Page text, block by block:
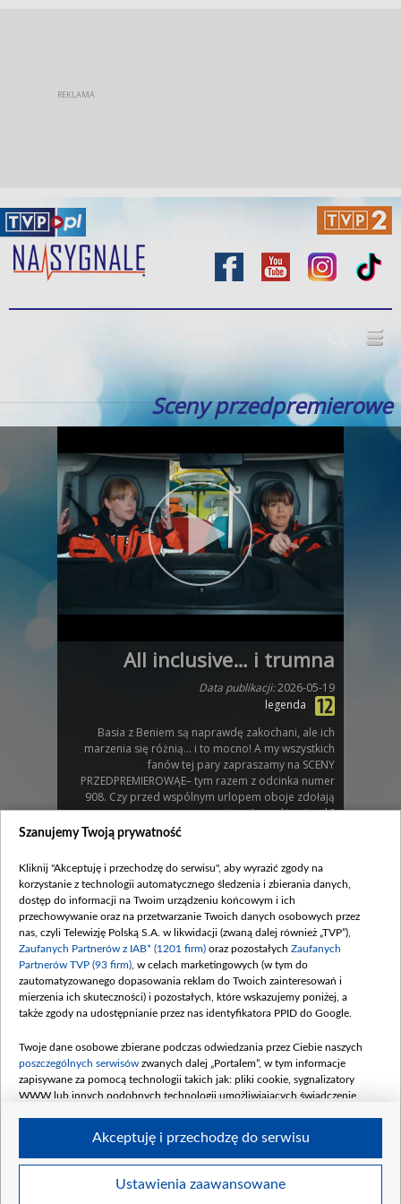
Sceny przedpremierowe
All inclusive… i trumna
Data publikacji:2026-05-19
legenda
Basia z Beniem są naprawdę zakochani, ale ich
marzenia się różnią... i to mocno! A my wszystkich
fanów tej pary zapraszamy na SCENY
PRZEDPREMIEROWĄE– tym razem z odcinka numer
908. Czy przed wspólnym urlopem oboje zdołają
uratować… swój związek?
Zobacz również
Paluszek i deska
W odcinku numer...
Komentarze
regulamin tvp.pl pomoc polityka prywatności
Szanujemy Twoją prywatność
Kliknij "Akceptuję i przechodzę do serwisu", aby wyrazić zgody na
korzystanie z technologii automatycznego śledzenia i zbierania danych,
dostęp do informacji na Twoim urządzeniu końcowym i ich
przechowywanie oraz na przetwarzanie Twoich danych osobowych przez
nas, czyli Telewizję Polską S.A. w likwidacji (zwaną dalej również „TVP”),
Zaufanych Partnerów z IAB* (1201 firm) oraz pozostałych Zaufanych
Partnerów TVP (93 firm) , w celach marketingowych (w tym do
zautomatyzowanego dopasowania reklam do Twoich zainteresowań i
mierzenia ich skuteczności) i pozostałych, które wskazujemy poniżej, a
także zgody na udostępnianie przez nas identyfikatora PPID do Google.
Twoje dane osobowe zbierane podczas odwiedzania przez Ciebie naszych
poszczególnych serwisów zwanych dalej „Portalem”, w tym informacje
zapisywane za pomocą technologii takich jak: pliki cookie, sygnalizatory
WWW lub innych podobnych technologii umożliwiających świadczenie
Twoje dane osobowe zbierane podczas odwiedzania przez Ciebie
Ustawienia zaawansowane
Akceptuję i przechodzę do serwisu